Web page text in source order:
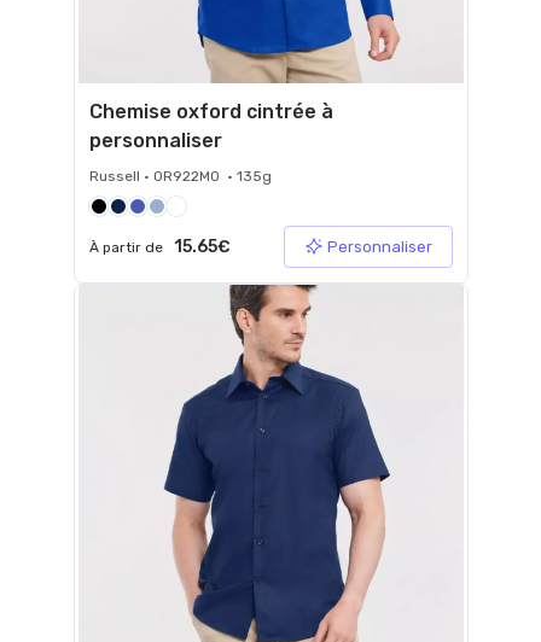
Chemise oxford cintrée à
personnaliser
Russell • 0R922M0 • 135g
À partir de 15.65€ Personnaliser